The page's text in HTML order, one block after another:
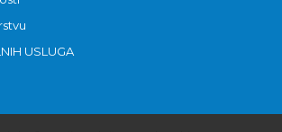
USLUGA